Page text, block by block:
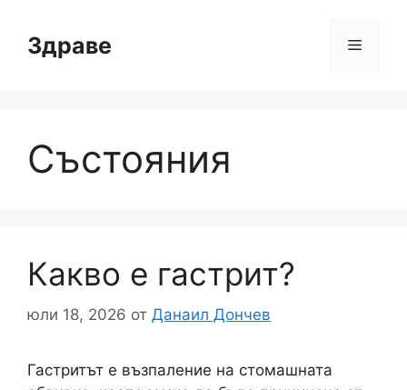
съдържанието
Здраве Меню
Състояния
Какво е гастрит?
юли 18, 2026 от Данаил Дончев
Гастритът е възпаление на стомашната